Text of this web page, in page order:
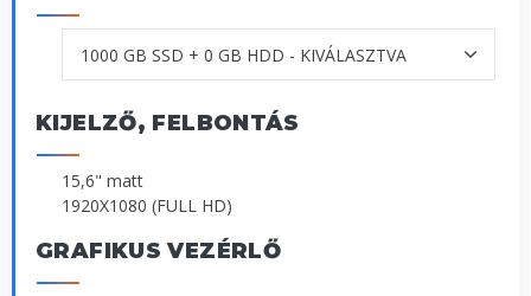
KIJELZŐ, FELBONTÁS
15,6" matt
1920X1080 (FULL HD)
GRAFIKUS VEZÉRLŐ